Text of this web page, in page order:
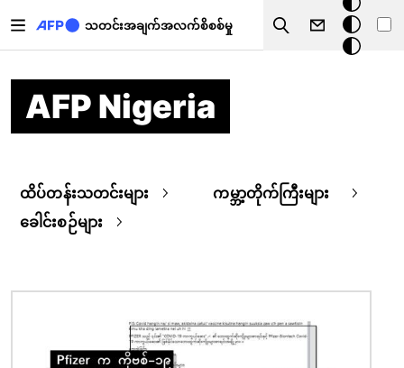
သတင်းအချက်အလက်စိစစ်မှု
Search
မှောင်
မုဒ်
AFP Nigeria
ထိပ်တန်းသတင်းများ
ကမ္ဘာ့တိုက်ကြီးများ
ခေါင်းစဉ်များ